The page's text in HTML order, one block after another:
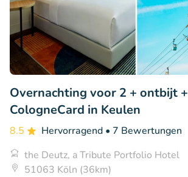
Overnachting voor 2 + ontbijt +
CologneCard in Keulen
8.5 Hervorragend • 7 Bewertungen
the Deutz, a Tribute Portfolio Hotel
51063 Köln (36km)